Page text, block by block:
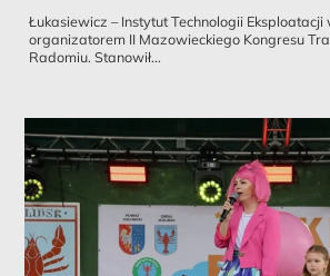
Łukasiewicz – Instytut Technologii Eksploatacji
organizatorem II Mazowieckiego Kongresu
Radomiu. Stanowił...